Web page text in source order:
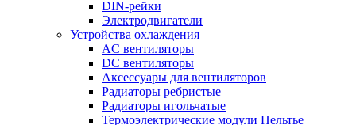
DIN-рейки
Электродвигатели
Устройства охлаждения
AC вентиляторы
DC вентиляторы
Аксессуары для вентиляторов
Радиаторы ребристые
Радиаторы игольчатые
Термоэлектрические модули Пельтье